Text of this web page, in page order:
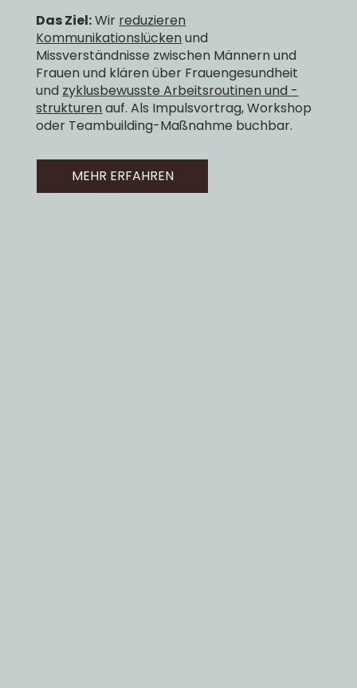
Das Ziel:Wir reduzieren
Kommunikationslücken und
Missverständnisse zwischen Männern und
Frauen und klären über Frauengesundheit
und zyklusbewusste Arbeitsroutinen und -
strukturen auf. Als Impulsvortrag, Workshop
oder Teambuilding-Maßnahme buchbar.
MEHR ERFAHREN